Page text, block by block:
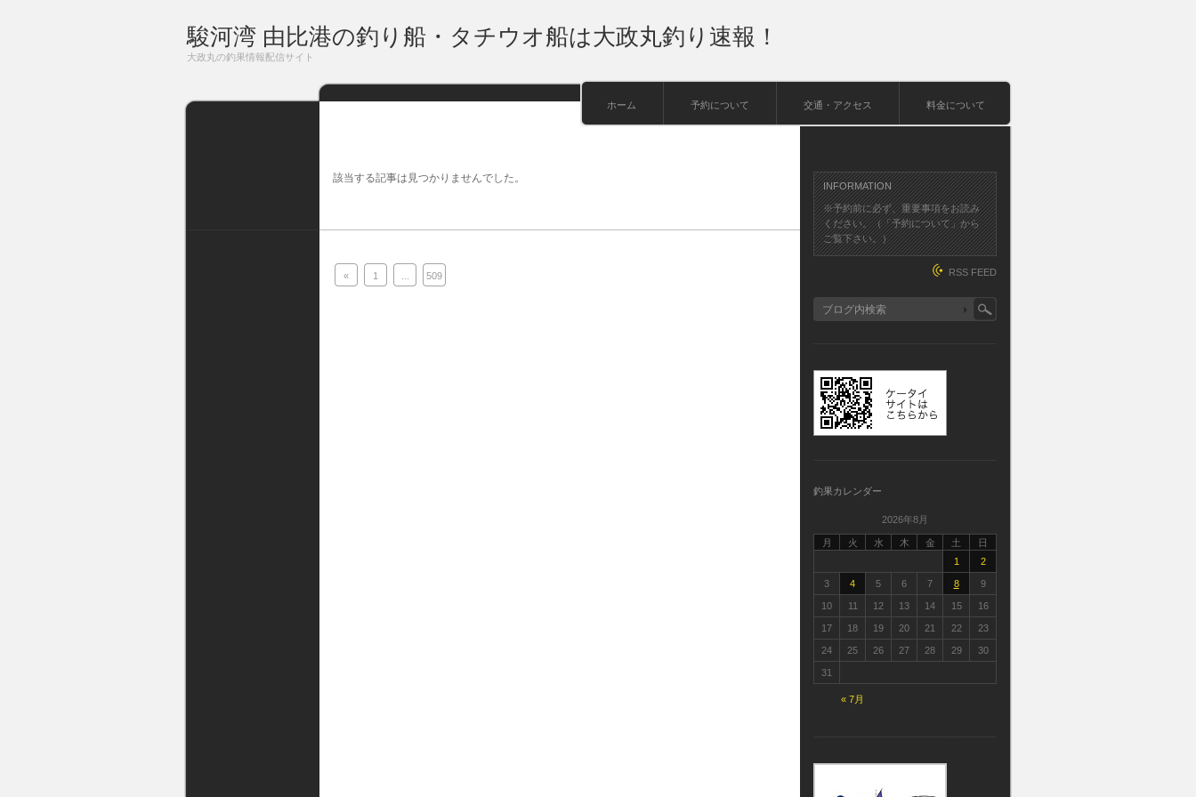
駿河湾 由比港の釣り船・タチウオ船は大政丸釣り速報！
大政丸の釣果情報配信サイト
ホーム 予約について 交通・アクセス 料金について
該当する記事は見つかりませんでした。
« 1 509
INFORMATION
※予約前に必ず、重要事項をお読み
ください。（「予約について」から
ご覧下さい。）
RSS FEED
釣果カレンダー
2026年8月
月 火 水 木 金 土 日
« 7月
1 2
3 4 5 6 7 8 9
10 11 12 13 14 15 16
17 18 19 20 21 22 23
24 25 26 27 28 29 30
31